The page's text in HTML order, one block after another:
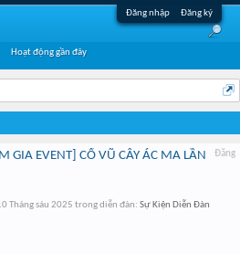
Đăng nhập Đăng ký
Đăng
GIA EVENT] CỔ VŨ CÂY ÁC MA LẦN
Tháng sáu 2025 trong diễn đàn: Sự Kiện Diễn Đàn
Hoạt động gần đây